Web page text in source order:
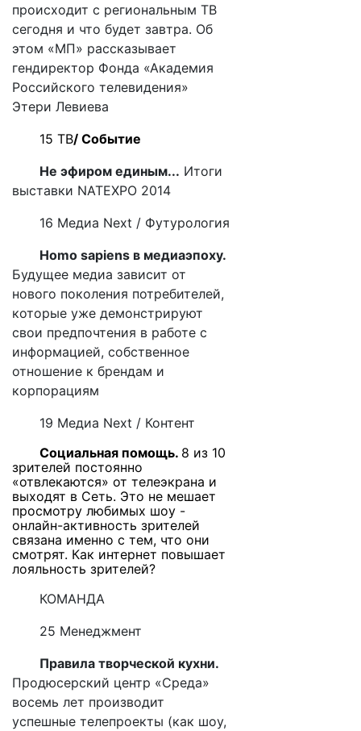
происходит с региональным ТВ
сегодня и что будет завтра. Об
этом «МП» рассказывает
гендиректор Фонда «Академия
Российского телевидения»
Этери Левиева
15 ТВ/ Событие
Не эфиром единым... Итоги
выставки NATEXPO 2014
16 Медиа Next / Футурология
Homo sapiens в медиаэпоху.
Будущее медиа зависит от
нового поколения потребителей,
которые уже демонстрируют
свои предпочтения в работе с
информацией, собственное
отношение к брендам и
корпорациям
19 Медиа Next / Контент
Социальная помощь. 8 из 10
зрителей постоянно
«отвлекаются» от телеэкрана и
выходят в Сеть. Это не мешает
просмотру любимых шоу -
онлайн-активность зрителей
связана именно с тем, что они
смотрят. Как интернет повышает
лояльность зрителей?
КОМАНДА
25 Менеджмент
Правила творческой кухни.
Продюсерский центр «Среда»
восемь лет производит
успешные телепроекты (как шоу,